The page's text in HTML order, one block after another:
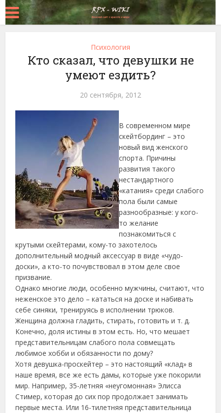
Психология
Кто сказал, что девушки не
умеют ездить?
20 сентября, 2012
В современном мире
скейтбординг – это
новый вид женского
спорта. Причины
развития такого
нестандартного
«катания» среди слабого
пола были самые
разнообразные: у кого-
тожелание
познакомиться с
крутыми скейтерами, кому-то захотелось
дополнительный модный аксессуар в виде «чудо-
доски», а кто-то почувствовал в этом деле свое
призвание.
Однако многие люди, особенно мужчины, считают, что
неженское это дело – кататься на доске и набивать
себе синяки, тренируясь в исполнении трюков.
Женщина должна гладить, стирать, готовить и т. д.
Конечно, доля истины в этом есть. Но, что мешает
представительницам слабого пола совмещать
любимое хобби и обязанности по дому?
Хотя девушка-проскейтер – это настоящий «клад» в
наше время, все же есть дамы, которые уже покорили
мир. Например, 35-летняя «неугомонная» Элисса
Стимер, которая до сих пор продолжает занимать
первые места. Или 16-тилетняя представительница